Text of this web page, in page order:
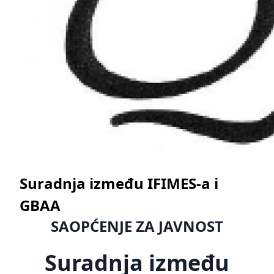
Suradnja između IFIMES-a i
GBAA
SAOPĆENJE ZA JAVNOST
Suradnja između